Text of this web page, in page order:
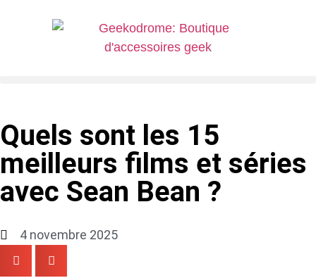
Quels sont les 15
meilleurs films et séries
avec Sean Bean ?
4 novembre 2025